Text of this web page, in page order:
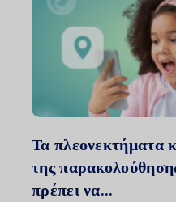
Τα πλεονεκτήματα
της
πρέπει να...